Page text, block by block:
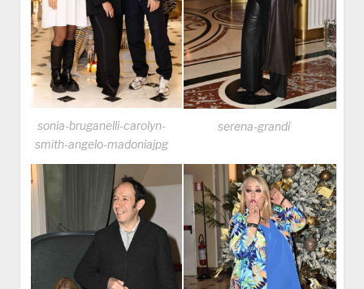
sonia-bruganelli-carolyn-
smith-angelo-madoniajpg
serena-grandi